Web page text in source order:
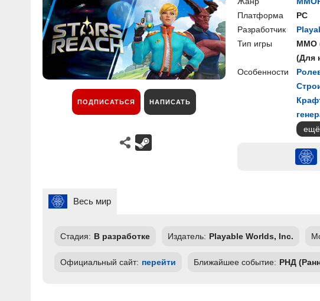
ПОДПИСАТЬСЯ НАПИСАТЬ
Платформа
PC
Разработчик
Тип игры
ММО
(Для
Особенности
Весь мир
Стадия: В разработке Издатель: Playable Worlds, Inc.
Официальный сайт: перейти Ближайшее событие: РНД